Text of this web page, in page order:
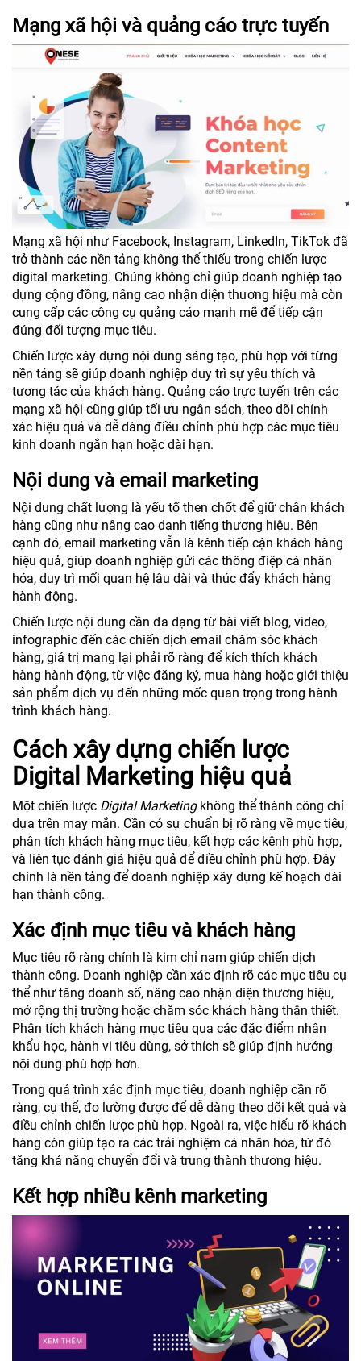
Mạng xã hội và quảng cáo trực tuyến
Mạng xã hội như Facebook, Instagram, LinkedIn, TikTok đã
trở thành các nền tảng không thể thiếu trong chiến lược
digital marketing. Chúng không chỉ giúp doanh nghiệp tạo
dựng cộng đồng, nâng cao nhận diện thương hiệu mà còn
cung cấp các công cụ quảng cáo mạnh mẽ để tiếp cận
đúng đối tượng mục tiêu.
Chiến lược xây dựng nội dung sáng tạo, phù hợp với từng
nền tảng sẽ giúp doanh nghiệp duy trì sự yêu thích và
tương tác của khách hàng. Quảng cáo trực tuyến trên các
mạng xã hội cũng giúp tối ưu ngân sách, theo dõi chính
xác hiệu quả và dễ dàng điều chỉnh phù hợp các mục tiêu
kinh doanh ngắn hạn hoặc dài hạn.
Nội dung và email marketing
Nội dung chất lượng là yếu tố then chốt để giữ chân khách
hàng cũng như nâng cao danh tiếng thương hiệu. Bên
cạnh đó, email marketing vẫn là kênh tiếp cận khách hàng
hiệu quả, giúp doanh nghiệp gửi các thông điệp cá nhân
hóa, duy trì mối quan hệ lâu dài và thúc đẩy khách hàng
hành động.
Chiến lược nội dung cần đa dạng từ bài viết blog, video,
infographic đến các chiến dịch email chăm sóc khách
hàng, giá trị mang lại phải rõ ràng để kích thích khách
hàng hành động, từ việc đăng ký, mua hàng hoặc giới thiệu
sản phẩm dịch vụ đến những mốc quan trọng trong hành
trình khách hàng.
Cách xây dựng chiến lược
Digital Marketing hiệu quả
Một chiến lược Digital Marketingkhông thể thành công chỉ
dựa trên may mắn. Cần có sự chuẩn bị rõ ràng về mục tiêu,
phân tích khách hàng mục tiêu, kết hợp các kênh phù hợp,
và liên tục đánh giá hiệu quả để điều chỉnh phù hợp. Đây
chính là nền tảng để doanh nghiệp xây dựng kế hoạch dài
hạn thành công.
Xác định mục tiêu và khách hàng
Mục tiêu rõ ràng chính là kim chỉ nam giúp chiến dịch
thành công. Doanh nghiệp cần xác định rõ các mục tiêu cụ
thể như tăng doanh số, nâng cao nhận diện thương hiệu,
mở rộng thị trường hoặc chăm sóc khách hàng thân thiết.
Phân tích khách hàng mục tiêu qua các đặc điểm nhân
khẩu học, hành vi tiêu dùng, sở thích sẽ giúp định hướng
nội dung phù hợp hơn.
Trong quá trình xác định mục tiêu, doanh nghiệp cần rõ
ràng, cụ thể, đo lường được để dễ dàng theo dõi kết quả và
điều chỉnh chiến lược phù hợp. Ngoài ra, việc hiểu rõ khách
hàng còn giúp tạo ra các trải nghiệm cá nhân hóa, từ đó
tăng khả năng chuyển đổi và trung thành thương hiệu.
Kết hợp nhiều kênh marketing